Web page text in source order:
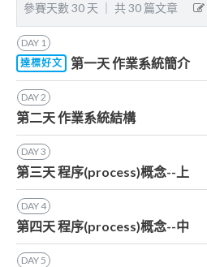
參賽天數30 天 共30 篇文章
DAY 1
達標好文
第一天 作業系統簡介
DAY2
第二天 作業系統結構
DAY3
第三天 程序(process)概念--上
DAY4
第四天 程序(process)概念--中
DAY5